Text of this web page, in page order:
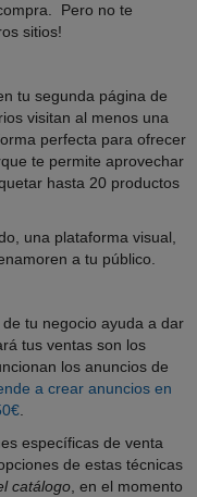
Pero no te
sitios!
tu segunda página de
visitan al menos una
perfecta para ofrecer
te permite aprovechar
hasta 20 productos
una plataforma visual,
a tu público.
tu negocio ayuda a dar
tus ventas son los
los anuncios de
a crear anuncios en
específicas de venta
de estas técnicas
catálogo , en el momento